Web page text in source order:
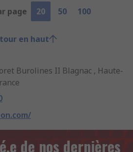
page
20 50 100
en haut
Burolines II Blagnac , Haute-
de nos dernières